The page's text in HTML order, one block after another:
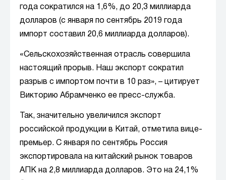
года сократился на 1,6%, до 20,3 миллиарда
долларов (с января по сентябрь 2019 года
импорт составил 20,6 миллиарда долларов).
«Сельскохозяйственная отрасль совершила
настоящий прорыв. Наш экспорт сократил
разрыв с импортом почти в 10 раз», – цитирует
Викторию Абрамченко ее пресс-служба.
Так, значительно увеличился экспорт
российской продукции в Китай, отметила вице-
премьер. С января по сентябрь Россия
экспортировала на китайский рынок товаров
АПК на 2,8 миллиарда долларов. Это на 24,1%